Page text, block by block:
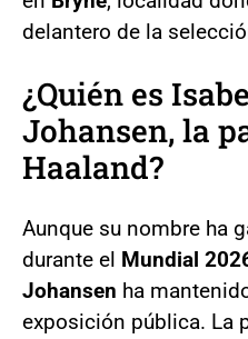
delantero de la
¿Quién es
Johansen, la
Haaland?
Aunque su nombre ha
durante el Mundial
Johansen ha
exposición pública. La